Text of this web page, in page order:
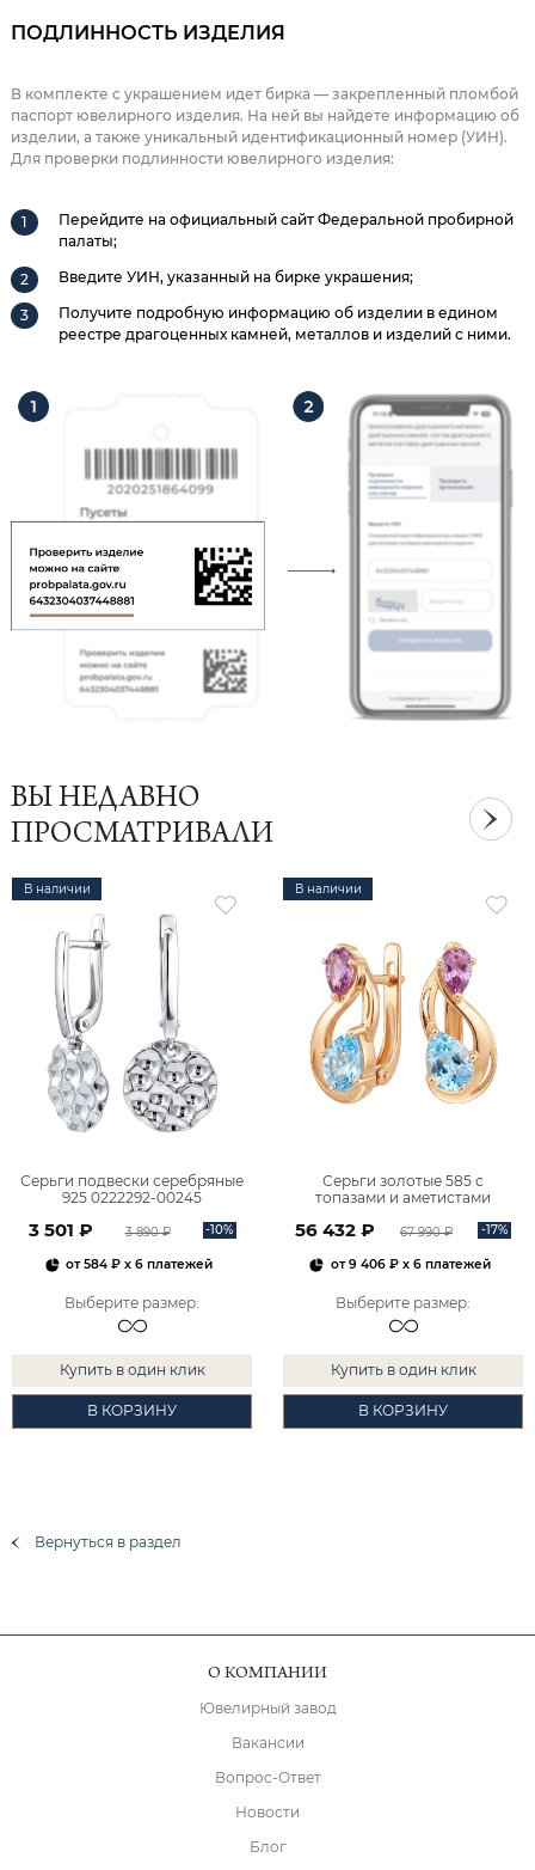
ПОДЛИННОСТЬ ИЗДЕЛИЯ
В комплекте с украшением идет бирка — закрепленный пломбой
паспорт ювелирного изделия. На ней вы найдете информацию об
изделии, а также уникальный идентификационный номер (УИН).
Для проверки подлинности ювелирного изделия:
Перейдите на официальный сайт Федеральной пробирной
палаты;
Введите УИН, указанный на бирке украшения;
Получите подробную информацию об изделии в едином
реестре драгоценных камней, металлов и изделий с ними.
ВЫ НЕДАВНО
ПРОСМАТРИВАЛИ
В наличии
Серьги подвески серебряные
925 0222292-00245
3 501 ₽ 3 890 ₽ -10%
от584 ₽ x 6 платежей
Выберите размер:
Купить в один клик
В КОРЗИНУ
В наличии
Серьги золотые 585 с
топазами и аметистами
56 432 ₽ 67 990 ₽ -17%
от9 406 ₽x 6 платежей
Выберите размер:
Купить в один клик
В КОРЗИНУ
Вернуться в раздел
О КОМПАНИИ
Ювелирный завод
Вакансии
Вопрос-Ответ
Новости
Блог